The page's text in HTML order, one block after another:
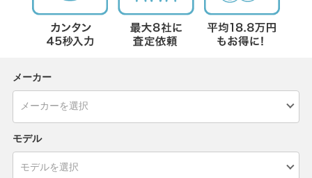
メーカー
モデル